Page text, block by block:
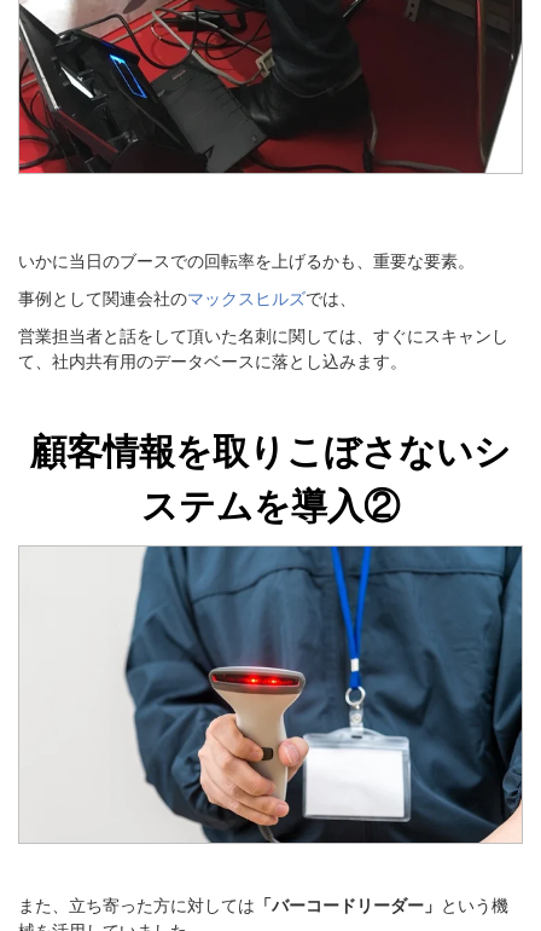
いかに当日のブースでの回転率を上げるかも、重要な要素。
事例として関連会社のマックスヒルズでは、
営業担当者と話をして頂いた名刺に関しては、すぐにスキャンし
て、社内共有用のデータベースに落とし込みます。
顧客情報を取りこぼさないシ
ステムを導入②
また、立ち寄った方に対しては 「バーコードリーダー 」 という機